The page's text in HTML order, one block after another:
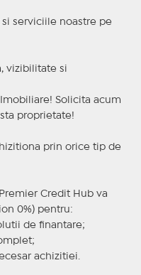
serviciile noastre pe
vizibilitate si
Solicita acum
proprietate!
prin orice tip de
Credit Hub va
0%) pentru:
de finantare;
achizitiei.